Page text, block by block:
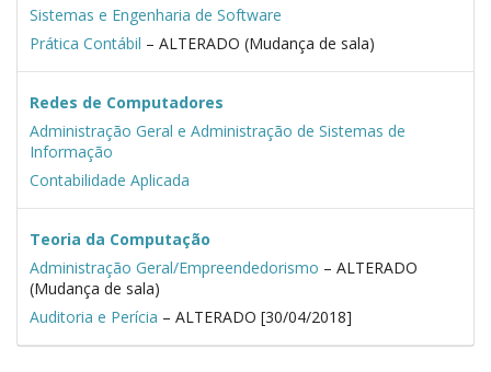
Sistemas e Engenharia de Software
Prática Contábil – ALTERADO (Mudança de sala)
Redes de Computadores
Administração Geral e Administração de Sistemas de
Informação
Contabilidade Aplicada
Teoria da Computação
Administração Geral/Empreendedorismo – ALTERADO
(Mudança de sala)
Auditoria e Perícia – ALTERADO [30/04/2018]